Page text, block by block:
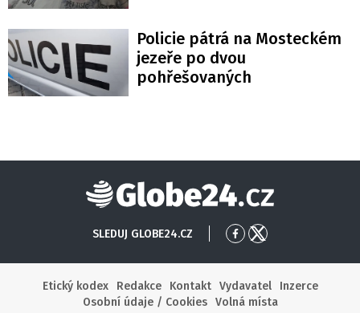
Policie pátrá na Mosteckém
jezeře po dvou
pohřešovaných
Globe24
SLEDUJ GLOBE24.CZ
PřejítPřejít
Etický kodex
Redakce Kontakt Vydavatel
Inzerce
Osobní údaje / Cookies
Volná místa